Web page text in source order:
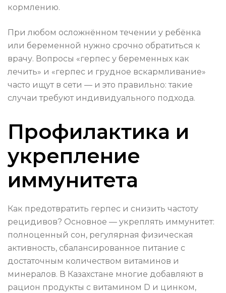
кормлению.
При любом осложнённом течении у ребёнка
или беременной нужно срочно обратиться к
врачу. Вопросы «герпес у беременных как
лечить» и «герпес и грудное вскармливание»
часто ищут в сети — и это правильно: такие
случаи требуют индивидуального подхода.
Профилактика и
укрепление
иммунитета
Как предотвратить герпес и снизить частоту
рецидивов? Основное — укреплять иммунитет:
полноценный сон, регулярная физическая
активность, сбалансированное питание с
достаточным количеством витаминов и
минералов. В Казахстане многие добавляют в
рацион продукты с витамином D и цинком,